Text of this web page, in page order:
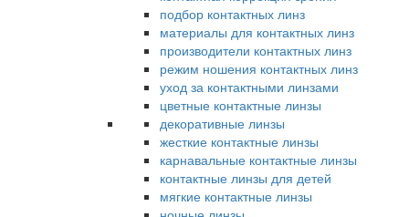
подбор контактных линз
материалы для контактных линз
производители контактных линз
режим ношения контактных линз
уход за контактными линзами
цветные контактные линзы
декоративные линзы
жесткие контактные линзы
карнавальные контактные линзы
контактные линзы для детей
мягкие контактные линзы